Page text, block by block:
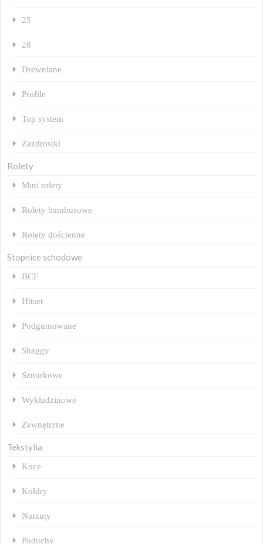
25
28
Drewniane
Profile
Top system
Zazdrostki
Rolety
Mini rolety
Rolety bambusowe
Rolety dościenne
Stopnice schodowe
BCF
Hitset
Podgumowane
Shaggy
Sznurkowe
Wykładzinowe
Zewnętrzne
Tekstylia
Koce
Kołdry
Narzuty
Poduchy